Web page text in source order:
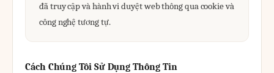
đã truy cập và hành vi duyệt web thông qua cookie và
công nghệ tương tự.
Cách Chúng Tôi Sử Dụng Thông Tin